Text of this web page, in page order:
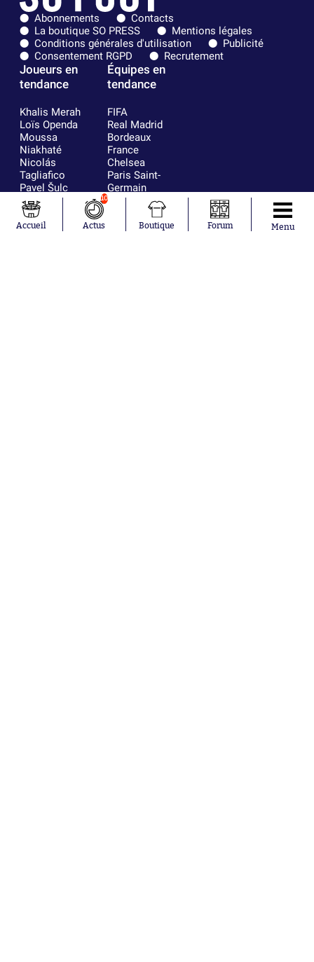
Abonnements
Contacts
La boutique SO PRESS
Mentions légales
Conditions générales d'utilisation
Publicité
Consentement RGPD
Recrutement
Joueurs en
tendance
Khalis Merah
Loïs Openda
Moussa
Niakhaté
Nicolás
Tagliafico
Pavel Šulc
Gauthier Hein
Lionel Messi
Gonzalo
Équipes en
tendance
FIFA
Real Madrid
Bordeaux
France
Chelsea
Paris Saint-
Germain
Olympique
AC Milan
Accueil
10
Actus Boutique Forum Menu